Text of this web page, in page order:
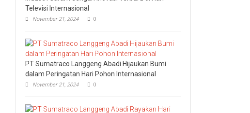
Televisi Internasional
November 21, 2024 0
PT Sumatraco Langgeng Abadi Hijaukan Bumi
dalam Peringatan Hari Pohon Internasional
November 21, 2024 0